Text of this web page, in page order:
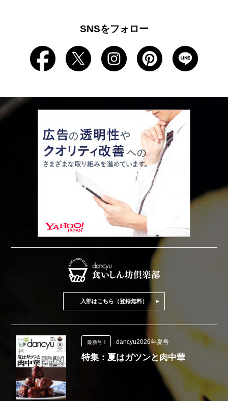
SNSをフォロー
入部はこちら（登録無料）
最新号！ dancyu2026年夏号
特集：夏はガツンと肉中華